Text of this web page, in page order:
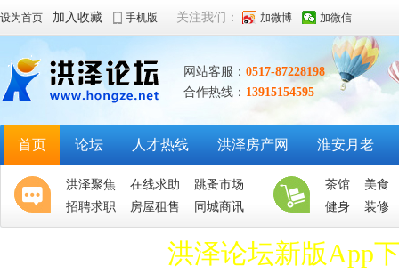
设为首页 加入收藏 手机版 关注我们： 加微博 加微信
网站客服： 0517-87228198
合作热线： 13915154595
首页 论坛 人才热线 洪泽房产网 淮安月老
洪泽聚焦 在线求助
跳蚤市场
招聘求职
房屋租售 同城商讯
茶馆
美食
健身
装修
洪泽论坛新版App